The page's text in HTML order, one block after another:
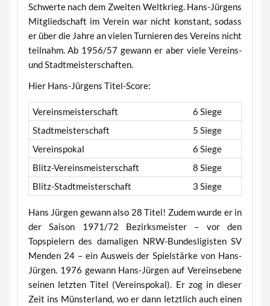
Schwerte nach dem Zweiten Weltkrieg. Hans-Jürgens
Mitgliedschaft im Verein war nicht konstant, sodass
er über die Jahre an vielen Turnieren des Vereins nicht
teilnahm. Ab 1956/57 gewann er aber viele Vereins-
und Stadtmeisterschaften.
Hier Hans-Jürgens Titel-Score:
Vereinsmeisterschaft
6 Siege
Stadtmeisterschaft
5 Siege
Vereinspokal
6 Siege
Blitz-Vereinsmeisterschaft
8 Siege
Blitz-Stadtmeisterschaft
3 Siege
Hans Jürgen gewann also 28 Titel! Zudem wurde er in
der Saison 1971/72 Bezirksmeister – vor den
Topspielern des damaligen NRW-Bundesligisten SV
Menden 24 – ein Ausweis der Spielstärke von Hans-
Jürgen. 1976 gewann Hans-Jürgen auf Vereinsebene
seinen letzten Titel (Vereinspokal). Er zog in dieser
Zeit ins Münsterland, wo er dann letztlich auch einen